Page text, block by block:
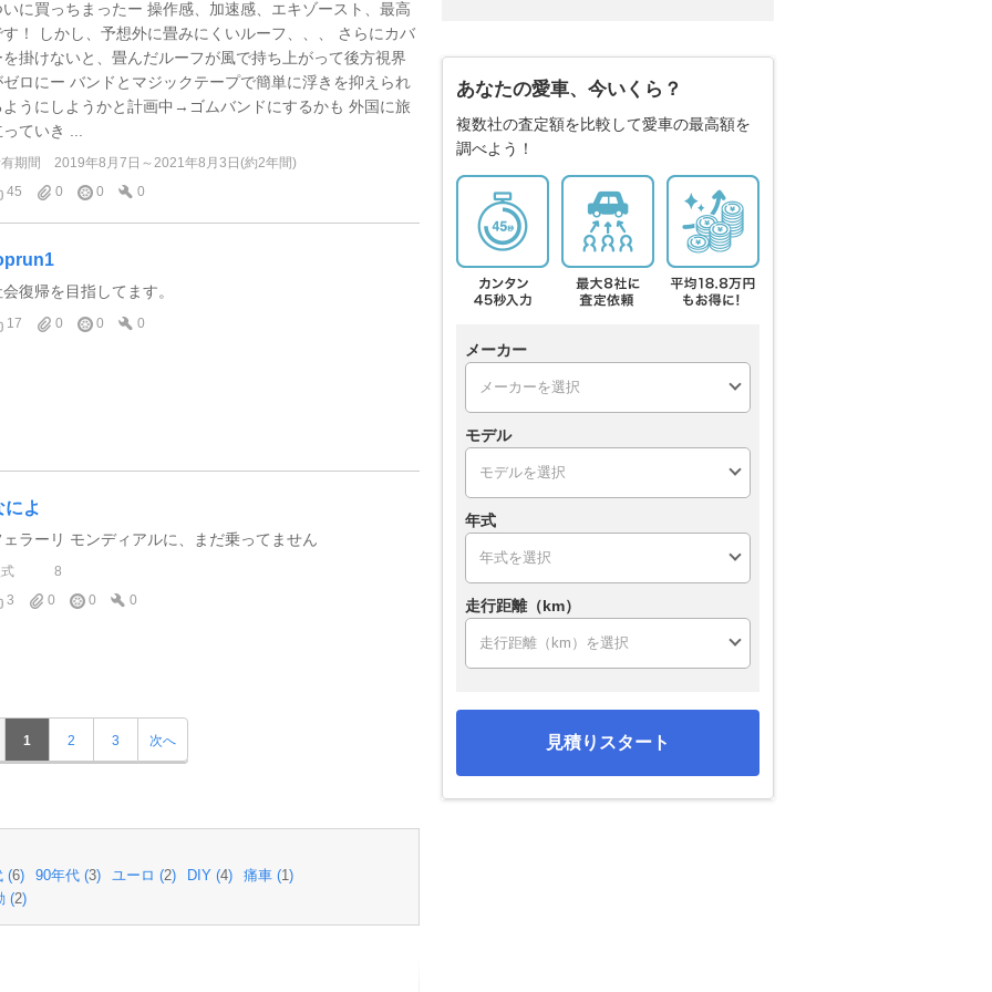
いに買っちまったー 操作感、加速感、エキゾースト、最高
す！ しかし、予想外に畳みにくいルーフ、、、 さらにカバ
を掛けないと、畳んだルーフが風で持ち上がって後方視界
ゼロにー バンドとマジックテープで簡単に浮きを抑えられ
ようにしようかと計画中→ゴムバンドにするかも 外国に旅
っていき ...
期間
2019年8月7日～2021年8月3日(約2年間)
45
0 0 0
復帰を目指してます。
17 0 0 0
によ
ェラーリ モンディアルに、まだ乗ってません
8
3
0 0 0
1 2 3 次へ
(6) 90年代 (3) ユーロ (2) DIY (4) 痛車 (1)
(2)
あなたの愛車、今いくら？
複数社の査定額を比較して愛車の最高額を
調べよう！
メーカー
モデル
年式
走行距離（km）
見積りスタート